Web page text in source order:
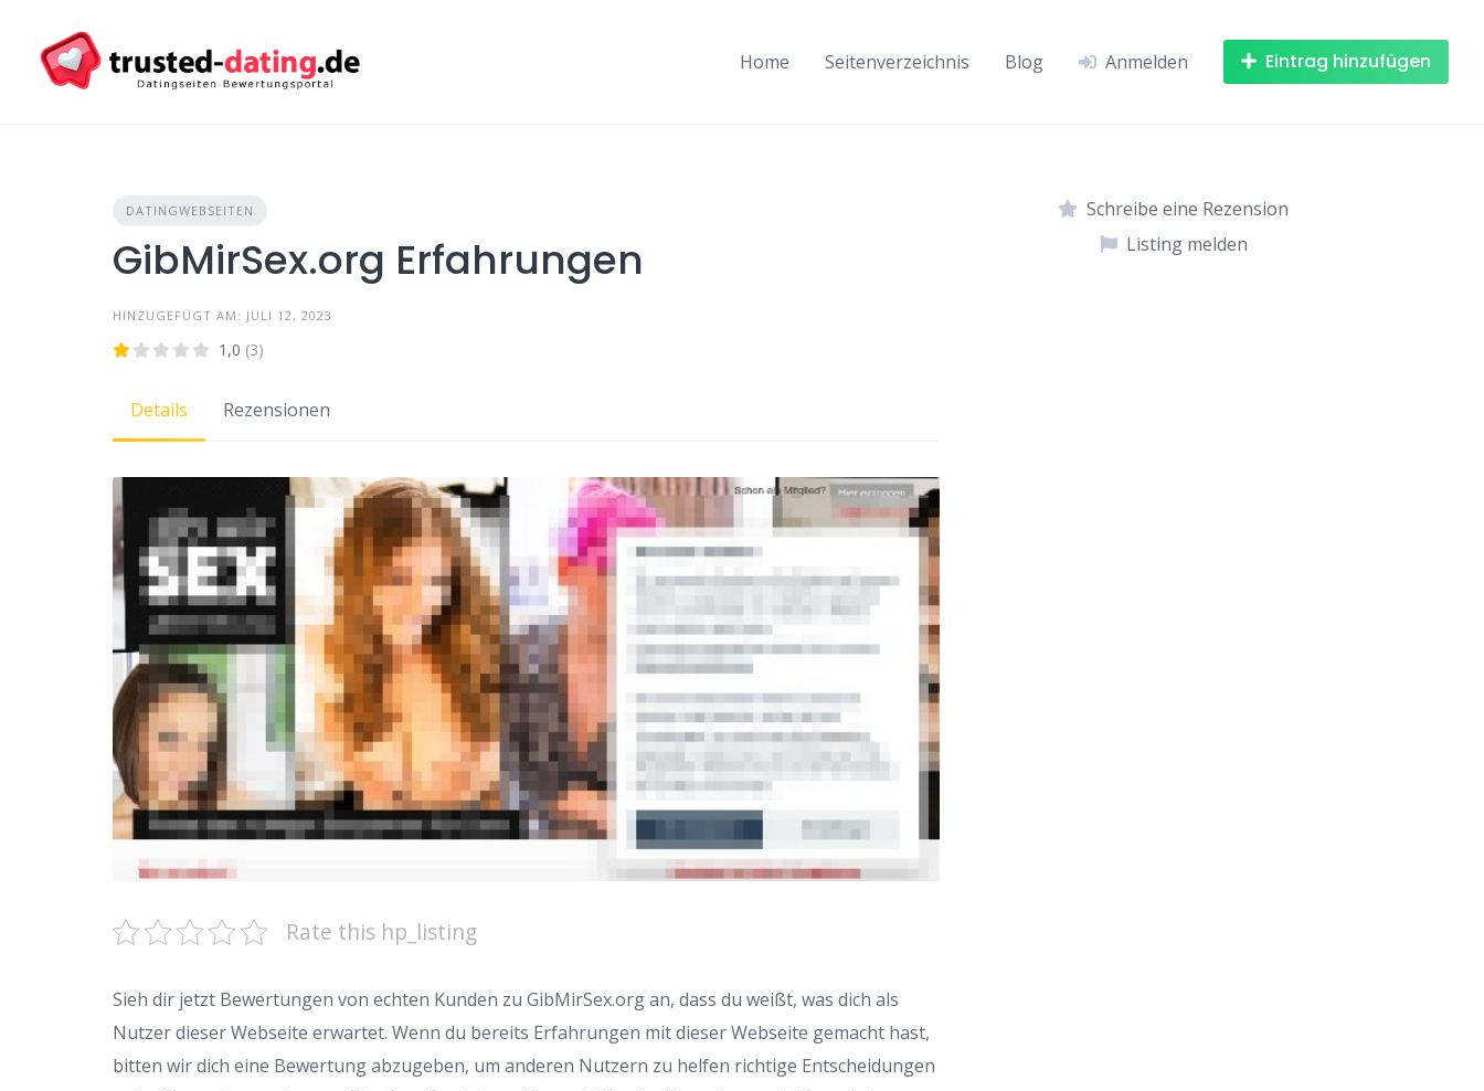
content
Home Seitenverzeichnis Blog Anmelden Eintrag hinzufügen
DATINGWEBSEITEN
GibMirSex.org Erfahrungen
HINZUGEFÜGT AM: JULI 12, 2023
1,0 (3)
Details Rezensionen
Rate this hp_listing
Sieh dir jetzt Bewertungen von echten Kunden zu GibMirSex.org an, dass du weißt, was dich als
Nutzer dieser Webseite erwartet. Wenn du bereits Erfahrungen mit dieser Webseite gemacht hast,
bitten wir dich eine Bewertung abzugeben, um anderen Nutzern zu helfen richtige Entscheidungen
Schreibe eine Rezension
Listing melden